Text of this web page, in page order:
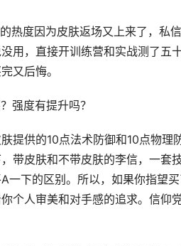
热度因为皮肤返场又上来了，私
用，直接开训练营和实战测了五
又后悔。
强度有提升吗？
提供的10点法术防御和10点物理
带皮肤和不带皮肤的李信，一
一下的区别。所以，如果你指望
个人审美和对手感的追求。信仰